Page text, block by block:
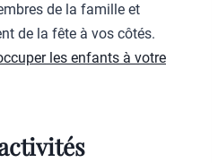
de la famille et
de la fête à vos côtés.
les enfants à votre